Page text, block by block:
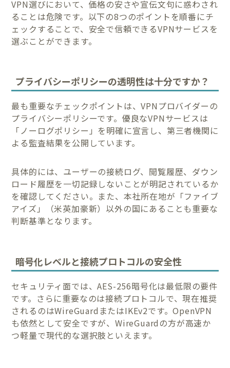
VPN選びにおいて、価格の安さや宣伝文句に惑わされ
ることは危険です。以下の8つのポイントを順番にチ
ェックすることで、安全で信頼できるVPNサービスを
選ぶことができます。
プライバシーポリシーの透明性は十分ですか？
最も重要なチェックポイントは、VPNプロバイダーの
プライバシーポリシーです。優良なVPNサービスは
「ノーログポリシー」を明確に宣言し、第三者機関に
よる監査結果を公開しています。
具体的には、ユーザーの接続ログ、閲覧履歴、ダウン
ロード履歴を一切記録しないことが明記されているか
を確認してください。また、本社所在地が「ファイブ
アイズ」（米英加豪新）以外の国にあることも重要な
判断基準となります。
暗号化レベルと接続プロトコルの安全性
セキュリティ面では、AES-256暗号化は最低限の要件
です。さらに重要なのは接続プロトコルで、現在推奨
されるのはWireGuardまたはIKEv2です。OpenVPN
も依然として安全ですが、WireGuardの方が高速か
つ軽量で現代的な選択肢といえます。